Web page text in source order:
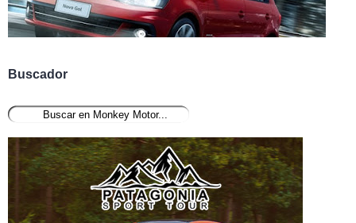
Buscador